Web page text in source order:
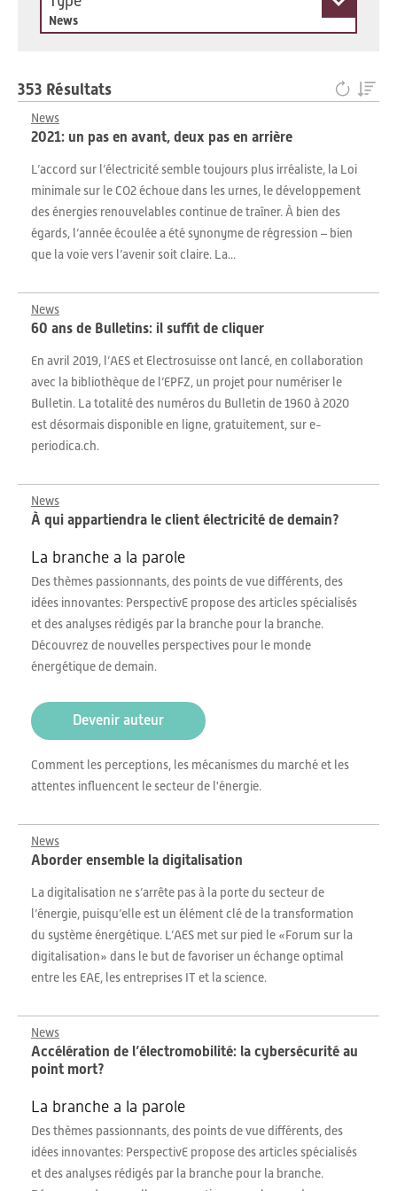
News
353 Résultats
News
2021: un pas en avant, deux pas en arrière
L’accord sur l’électricité semble toujours plus irréaliste, la Loi
minimale sur le CO2 échoue dans les urnes, le développement
des énergies renouvelables continue de traîner. À bien des
égards, l’année écoulée a été synonyme de régression – bien
que la voie vers l’avenir soit claire. La...
News
60 ans de Bulletins: il suffit de cliquer
En avril 2019, l’AES et Electrosuisse ont lancé, en collaboration
avec la bibliothèque de l’EPFZ, un projet pour numériser le
Bulletin. La totalité des numéros du Bulletin de 1960 à 2020
est désormais disponible en ligne, gratuitement, sur e-
periodica.ch.
News
À qui appartiendra le client électricité de demain?
La branche a la parole
Des thèmes passionnants, des points de vue différents, des
idées innovantes: PerspectivE propose des articles spécialisés
et des analyses rédigés par la branche pour la branche.
Découvrez de nouvelles perspectives pour le monde
énergétique de demain.
Devenir auteur
Comment les perceptions, les mécanismes du marché et les
attentes influencent le secteur de l'énergie.
News
Aborder ensemble la digitalisation
La digitalisation ne s’arrête pas à la porte du secteur de
l’énergie, puisqu’elle est un élément clé de la transformation
du système énergétique. L’AES met sur pied le «Forum sur la
digitalisation» dans le but de favoriser un échange optimal
entre les EAE, les entreprises IT et la science.
News
Accélération de l’électromobilité: la cybersécurité au
point mort?
La branche a la parole
Des thèmes passionnants, des points de vue différents, des
idées innovantes: PerspectivE propose des articles spécialisés
et des analyses rédigés par la branche pour la branche.